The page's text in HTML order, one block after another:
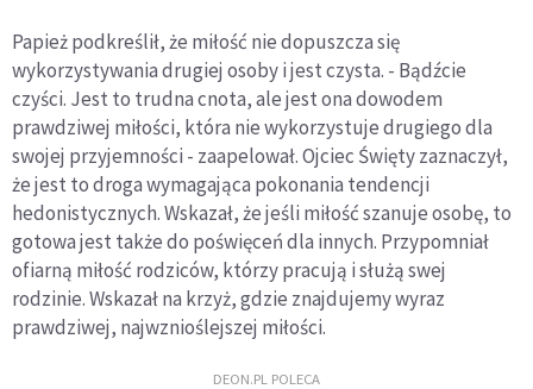
Papież podkreślił, że miłość nie dopuszcza się
wykorzystywania drugiej osoby i jest czysta. - Bądźcie
czyści. Jest to trudna cnota, ale jest ona dowodem
prawdziwej miłości, która nie wykorzystuje drugiego dla
swojej przyjemności - zaapelował. Ojciec Święty zaznaczył,
że jest to droga wymagająca pokonania tendencji
hedonistycznych. Wskazał, że jeśli miłość szanuje osobę, to
gotowa jest także do poświęceń dla innych. Przypomniał
ofiarną miłość rodziców, którzy pracują i służą swej
rodzinie. Wskazał na krzyż, gdzie znajdujemy wyraz
prawdziwej, najwznioślejszej miłości.
DEON.PL POLECA